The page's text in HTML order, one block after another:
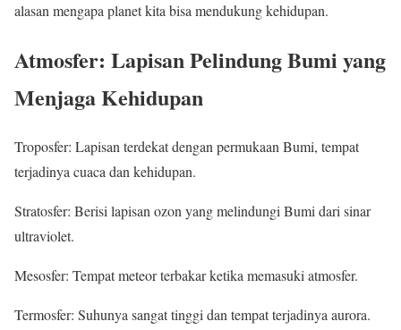
alasan mengapa planet kita bisa mendukung kehidupan.
Atmosfer: Lapisan Pelindung Bumi yang
Menjaga Kehidupan
Troposfer: Lapisan terdekat dengan permukaan Bumi, tempat
terjadinya cuaca dan kehidupan.
Stratosfer: Berisi lapisan ozon yang melindungi Bumi dari sinar
ultraviolet.
Mesosfer: Tempat meteor terbakar ketika memasuki atmosfer.
Termosfer: Suhunya sangat tinggi dan tempat terjadinya aurora.